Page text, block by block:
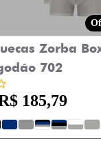
Zorba
702
185,79
? ? ?